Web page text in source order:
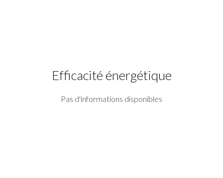
Efficacité énergétique
Pas d'informations disponibles